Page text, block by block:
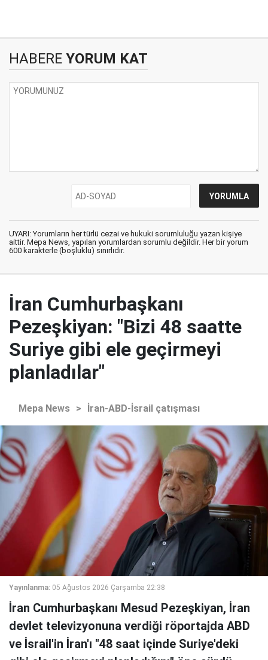
HABERE YORUM KAT
UYARI: Yorumların her türlü cezai ve hukuki sorumluluğu yazan kişiye
aittir. Mepa News, yapılan yorumlardan sorumlu değildir. Her bir yorum
600 karakterle (boşluklu) sınırlıdır.
İran Cumhurbaşkanı
Pezeşkiyan: "Bizi 48 saatte
Suriye gibi ele geçirmeyi
planladılar"
Mepa News > İran-ABD-İsrail çatışması
Yayınlanma: 05 Ağustos 2026 Çarşamba 22:38
İran Cumhurbaşkanı Mesud Pezeşkiyan, İran
devlet televizyonuna verdiği röportajda ABD
ve İsrail'in İran'ı "48 saat içinde Suriye'deki